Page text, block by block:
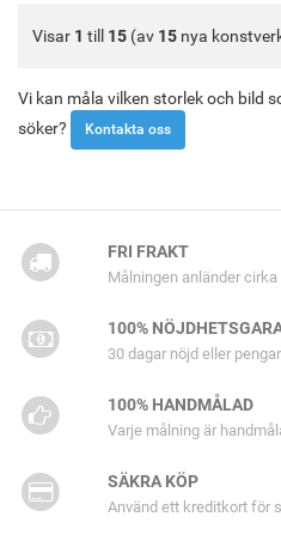
Visar 1 till 15 (av 15 nya
Vi kan måla vilken storlek och bild
söker?
Kontakta oss
FRI FRAKT
Målningen anländer
100%
30 dagar nöjd eller
100% HANDMÅLAD
Varje målning är
SÄKRA KÖP
Använd ett kreditkort för